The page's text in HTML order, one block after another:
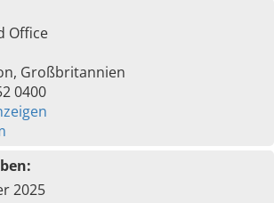
Office
Großbritannien
0400
2025